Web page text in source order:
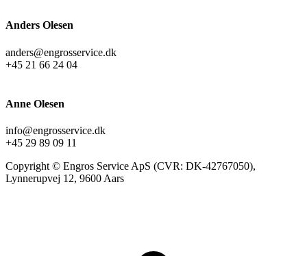
Anders Olesen
anders@engrosservice.dk
+45 21 66 24 04
Anne Olesen
info@engrosservice.dk
+45 29 89 09 11
Copyright © Engros Service ApS (CVR: DK-42767050),
Lynnerupvej 12, 9600 Aars